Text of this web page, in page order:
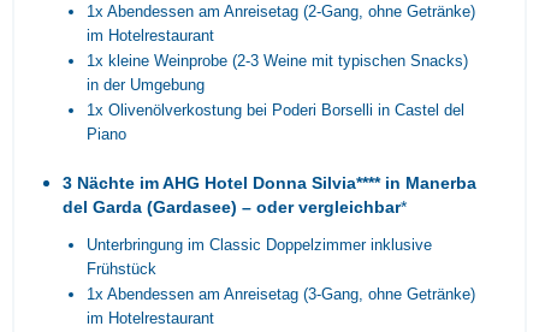
1x Abendessen am Anreisetag (2-Gang, ohne Getränke)
im Hotelrestaurant
1x kleine Weinprobe (2-3 Weine mit typischen Snacks)
in der Umgebung
1x Olivenölverkostung bei Poderi Borselli in Castel del
Piano
3 Nächte im AHG Hotel Donna Silvia**** in Manerba
del Garda (Gardasee) – oder vergleichbar*
Unterbringung im Classic Doppelzimmer inklusive
Frühstück
1x Abendessen am Anreisetag (3-Gang, ohne Getränke)
im Hotelrestaurant